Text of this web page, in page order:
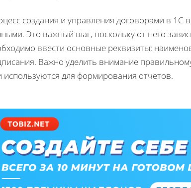
создания и управления договорами в 1С
Это важный шаг, поскольку от него
ввести основные реквизиты:
Важно уделить внимание
используются для формирования отчетов.